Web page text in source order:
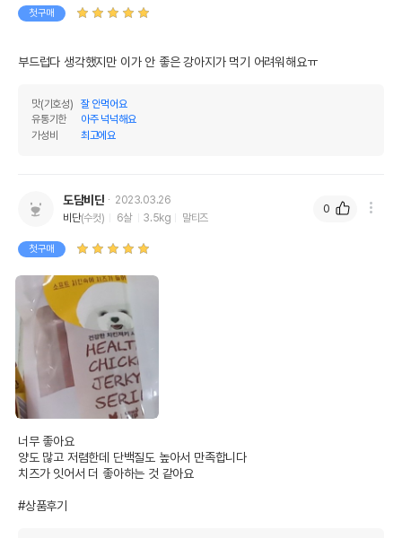
영양정보
조단백질
조지방
조섬유질 0%
첫구매
부드럽다 생각했지만 이가 안 좋은 강아지가 먹기 어려워해요ㅠ
맛(기호성)
잘 안먹어요
유통기한
아주 넉넉해요
가성비
최고에요
도담비단
2023.03.26
비단(수컷) 6살 3.5kg 말티즈
첫구매
너무 좋아요
양도 많고 저렴한데 단백질도 높아서 만족합니다
치즈가 잇어서 더 좋아하는 것 같아요
#상품후기
0